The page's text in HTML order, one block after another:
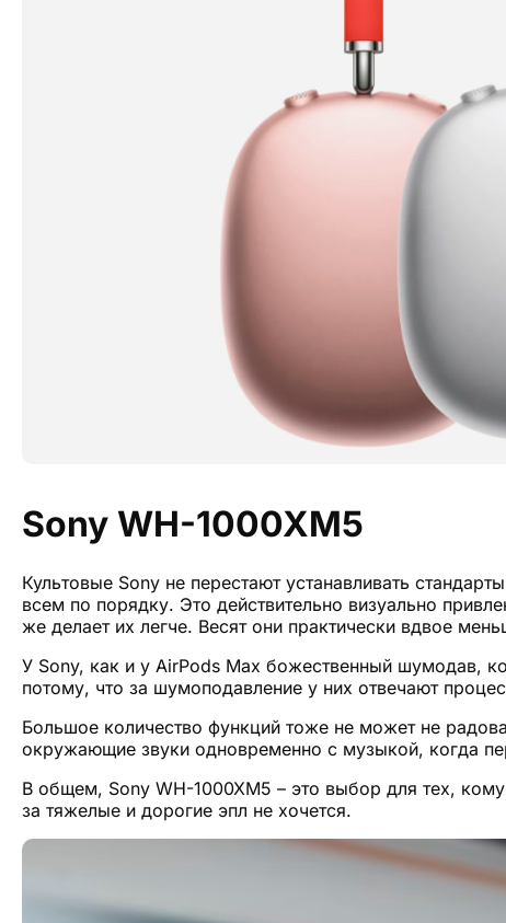
Sony WH-1000XM5
Культовые Sony не перестают устанавливать
всем по порядку. Это действительно визуально
же делает их легче. Весят они практически вдвое
У Sony, как и у AirPods Max божественный шумодав,
потому, что за шумоподавление у них отвечают
Большое количество функций тоже не может не
окружающие звуки одновременно с музыкой, когда
В общем, Sony WH-1000XM5 – это выбор для тех,
за тяжелые и дорогие эпл не хочется.